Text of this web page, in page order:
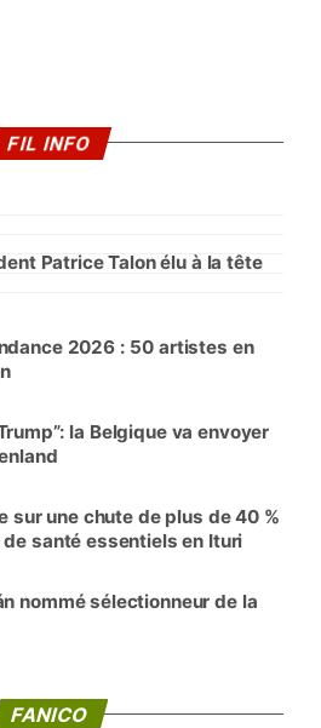
FIL INFO
Patrice Talon élu à la tête
2026 : 50 artistes en
la Belgique va envoyer
sur une chute de plus de 40 %
santé essentiels en Ituri
nommé sélectionneur de la
FANICO